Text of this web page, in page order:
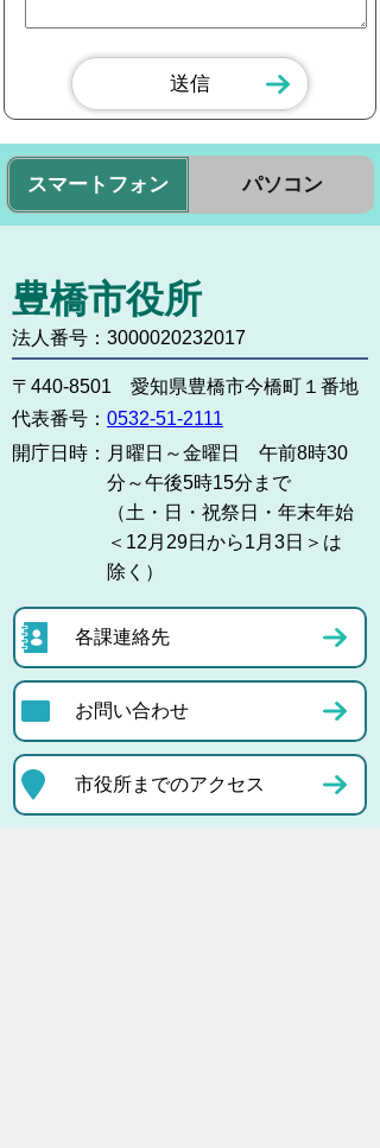
スマートフォン パソコン
豊橋市役所
法人番号：3000020232017
〒440-8501 愛知県豊橋市今橋町１番地
代表番号： 0532-51-2111
開庁日時： 月曜日～金曜日 午前8時30
分～午後5時15分まで
（土・日・祝祭日・年末年始
＜12月29日から1月3日＞は
除く）
各課連絡先
お問い合わせ
市役所までのアクセス